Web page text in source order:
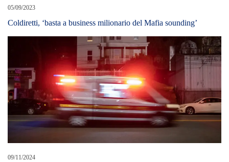
05/09/2023
Coldiretti, ‘basta a business milionario del Mafia sounding’
09/11/2024